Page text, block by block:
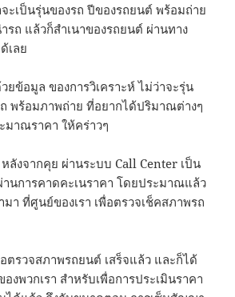
ะเป็นรุ่นของรถ ปีของรถยนต์ พร้อมถ่าย
รถ แล้วก็สำเนาของรถยนต์ ผ่านทาง
เลย
ยข้อมูล ของการวิเคราะห์ ไม่ว่าจะรุ่น
พร้อมภาพถ่าย ที่อยากได้ปริมาณต่างๆ
มาณราคา ให้คร่าวๆ
ลังจากคุย ผ่านระบบ Call Center เป็น
านการคาดคะเนราคา โดยประมาณแล้ว
า ที่ศูนย์ของเรา เพื่อตรวจเช็คสภาพรถ
ตรวจสภาพรถยนต์ เสร็จแล้ว และก็ได้
งพวกเรา สำหรับเพื่อการประเมินราคา